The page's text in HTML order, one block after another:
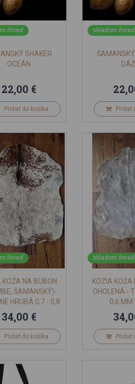
ihneď
SHAKER
OCEÁN
22,00 €
Pridať do košíka
skladom ihneď
Pridať
ihneď
KOŽA NA BUBON
ŠAMANSKÝ)-
HRUBÁ 0,7 - 0,8
MM MALI
34,00 €
Pridať do košíka
skladom ihneď
KOZIA KOŽA
OHOLENÁ -
0,6 MM
Pridať